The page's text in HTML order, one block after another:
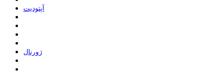
ﺁﭘﺘﻮﺩﯾﺖ
ﮊﻭﺭﻧﺎﻝ